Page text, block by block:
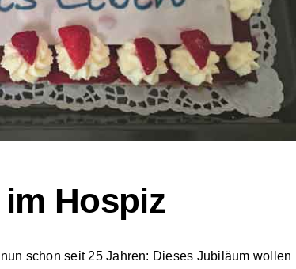
Hospiz
schon seit 25 Jahren: Dieses Jubiläum wollen